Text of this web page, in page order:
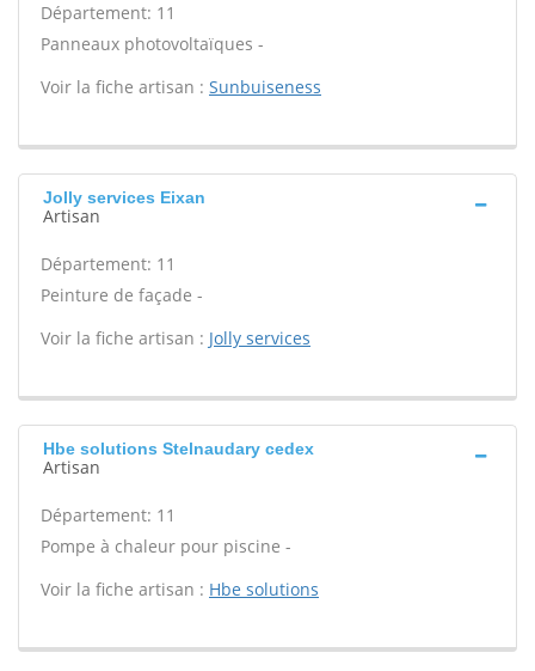
Département: 11
Panneaux photovoltaïques -
Voir la fiche artisan : Sunbuiseness
Jolly services Eixan
Artisan
Département: 11
Peinture de façade -
Voir la fiche artisan : Jolly services
Hbe solutions Stelnaudary cedex
Artisan
Département: 11
Pompe à chaleur pour piscine -
Voir la fiche artisan : Hbe solutions